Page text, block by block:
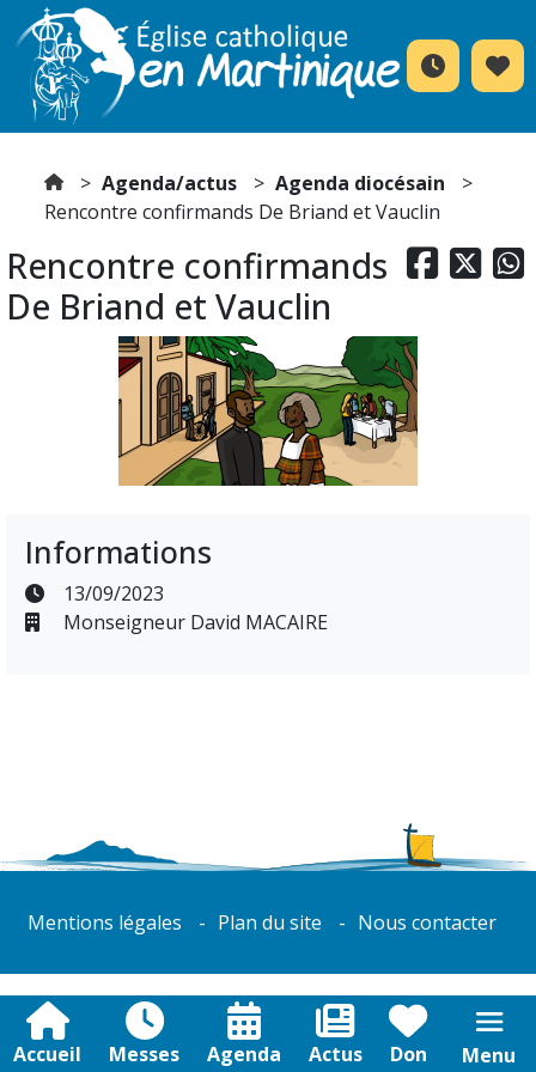
Accueil Messes Agenda Actus Don Menu
Agenda/actus
Agenda diocésain
Rencontre confirmands De Briand et Vauclin
  
Rencontre confirmands
De Briand et Vauclin
Informations
13/09/2023
Monseigneur David MACAIRE
Mentions légales Plan du site Nous contacter